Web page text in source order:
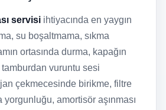
servisi ihtiyacında en yaygın
su boşaltmama, sıkma
ortasında durma, kapağın
tamburdan vuruntu sesi
çekmecesinde birikme, filtre
yorgunluğu, amortisör aşınması